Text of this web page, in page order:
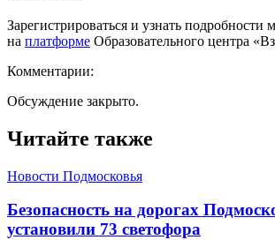
Зарегистрироваться и узнать подробности
на платформе Образовательного центра
Комментарии:
Обсуждение закрыто.
Читайте также
Новости Подмосковья
Безопасность на дорогах
установили 73 светофора